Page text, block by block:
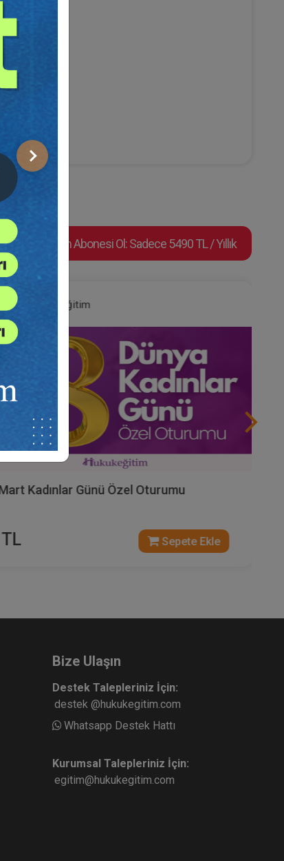
Sonraki
Video Eğitim Abonesi Ol: Sadece 5490 TL / Yıllık
Hukuk Eğitim
Z'ye Mal Rejimleri Hukuku (2 Eğitmen -
TL Sepete Ekle
Bize Ulaşın
Destek Talepleriniz İçin:
destek @hukukegitim.com
Whatsapp Destek Hattı
Kurumsal Talepleriniz İçin:
egitim@hukukegitim.com